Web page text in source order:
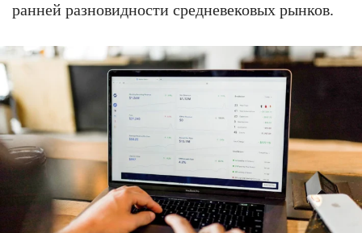
ранней разновидности средневековых рынков.